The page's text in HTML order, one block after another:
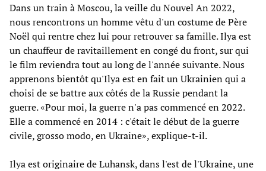
Dans un train à Moscou, la veille du Nouvel An 2022,
nous rencontrons un homme vêtu d'un costume de Père
Noël qui rentre chez lui pour retrouver sa famille. Ilya est
un chauffeur de ravitaillement en congé du front, sur qui
le film reviendra tout au long de l'année suivante. Nous
apprenons bientôt qu'Ilya est en fait un Ukrainien qui a
choisi de se battre aux côtés de la Russie pendant la
guerre. «Pour moi, la guerre n'a pas commencé en 2022.
Elle a commencé en 2014 : c'était le début de la guerre
civile, grosso modo, en Ukraine», explique-t-il.
Ilya est originaire de Luhansk, dans l'est de l'Ukraine, une